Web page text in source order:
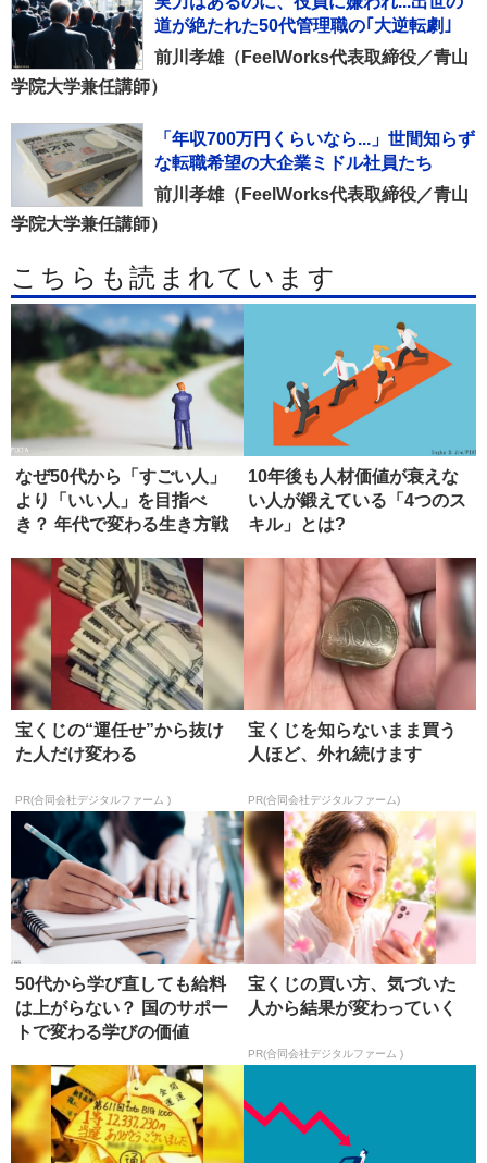
道が絶たれた50代管理職の｢大逆転劇｣
前川孝雄（FeelWorks代表取締役／青山
学院大学兼任講師）
「年収700万円くらいなら...」世間知らず
な転職希望の大企業ミドル社員たち
前川孝雄（FeelWorks代表取締役／青山
学院大学兼任講師）
こちらも読まれています
なぜ50代から「すごい人」
より「いい人」を目指べ
き？ 年代で変わる生き方戦
10年後も人材価値が衰えな
い人が鍛えている「4つのス
キル」とは?
宝くじの“運任せ”から抜け
た人だけ変わる
PR(合同会社デジタルファーム )
宝くじを知らないまま買う
人ほど、外れ続けます
PR(合同会社デジタルファーム)
50代から学び直しても給料
は上がらない？ 国のサポー
トで変わる学びの価値
宝くじの買い方、気づいた
人から結果が変わっていく
PR(合同会社デジタルファーム )